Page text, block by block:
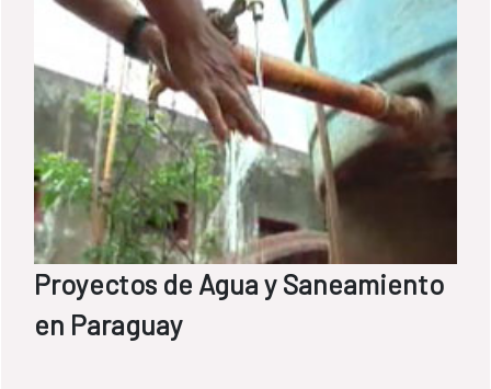
Proyectos de Agua y Saneamiento
en Paraguay